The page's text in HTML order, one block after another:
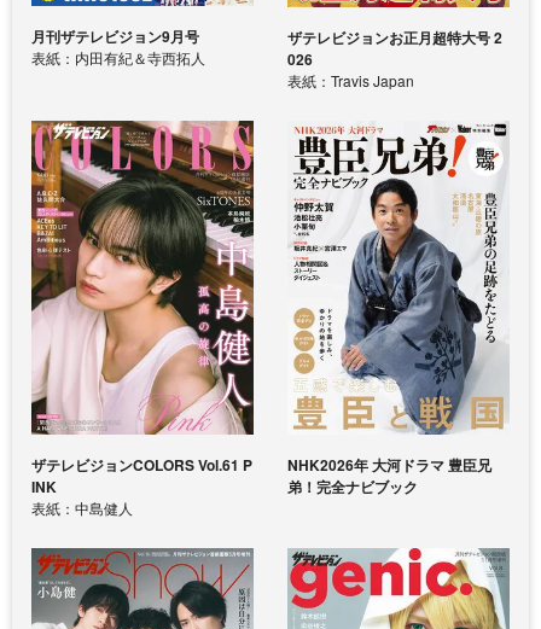
月刊ザテレビジョン9月号
表紙：内田有紀＆寺西拓人
ザテレビジョンお正月超特大号 2
026
表紙：Travis Japan
ザテレビジョンCOLORS Vol.61 P
INK
表紙：中島健人
NHK2026年 大河ドラマ 豊臣兄
弟！完全ナビブック